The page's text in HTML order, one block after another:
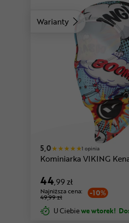
Warianty
5,0 1 opinia
Kominiarka VIKING
44,99 zł
-10%
Najniższa cena:
49,99 zł
U Ciebiewe wtorek!